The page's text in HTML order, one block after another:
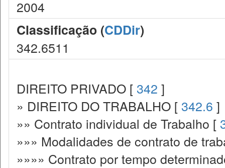
2004
Classificação (CDDir)
342.6511
DIREITO PRIVADO [ 342 ]
» DIREITO DO TRABALHO [ 342.6 ]
»» Contrato individual de Trabalho [
»»» Modalidades de contrato de
»»»» Contrato por tempo